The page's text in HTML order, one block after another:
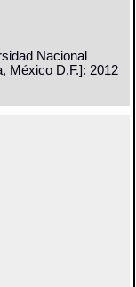
Nacional
México D.F.]: 2012